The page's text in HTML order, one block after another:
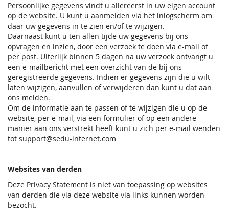
Persoonlijke gegevens vindt u allereerst in uw eigen account
op de website. U kunt u aanmelden via het inlogscherm om
daar uw gegevens in te zien en/of te wijzigen.
Daarnaast kunt u ten allen tijde uw gegevens bij ons
opvragen en inzien, door een verzoek te doen via e-mail of
per post. Uiterlijk binnen 5 dagen na uw verzoek ontvangt u
een e-mailbericht met een overzicht van de bij ons
geregistreerde gegevens. Indien er gegevens zijn die u wilt
laten wijzigen, aanvullen of verwijderen dan kunt u dat aan
ons melden.
Om de informatie aan te passen of te wijzigen die u op de
website, per e-mail, via een formulier of op een andere
manier aan ons verstrekt heeft kunt u zich per e-mail wenden
tot support@sedu-internet.com
Websites van derden
Deze Privacy Statement is niet van toepassing op websites
van derden die via deze website via links kunnen worden
bezocht.